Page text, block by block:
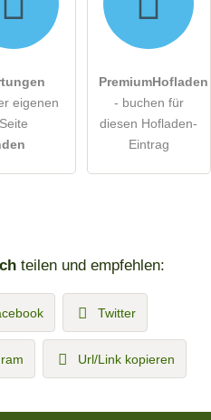
eigenen
Seite
PremiumHofladen
- buchen für
diesen Hofladen-
Eintrag
teilen und empfehlen:
Twitter
Url/Link kopieren